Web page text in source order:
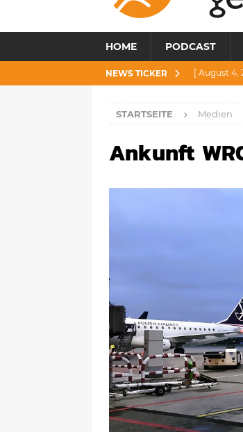
HOME PODCAST
NEWS TICKER [ August 4,
[ Juli 28,
[ Juli 23,
STARTSEITE Medien
Ankunft